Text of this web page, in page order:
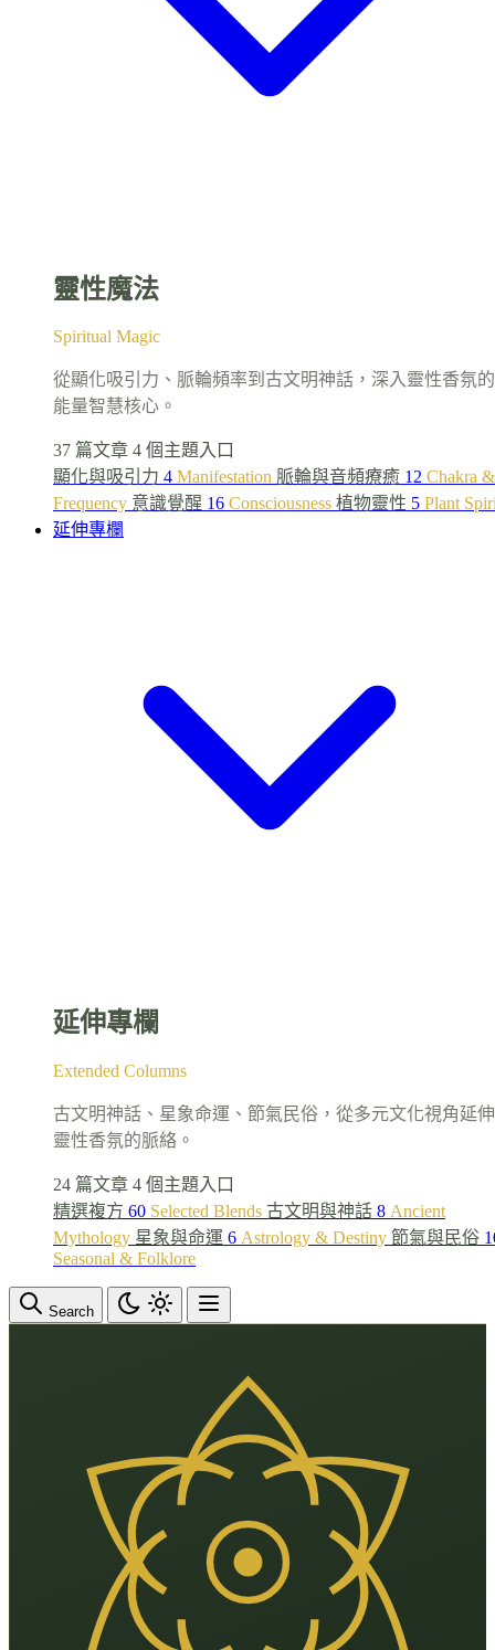
靈性魔法
Spiritual Magic
從顯化吸引力、脈輪頻率到古文明神話，深入靈性香氛的
能量智慧核心。
37 篇文章 4 個主題入口
顯化與吸引力 4 Manifestation 脈輪與音頻療癒 12 Chakra &
Frequency 意識覺醒 16 Consciousness 植物靈性 5 Plant
延伸專欄
延伸專欄
Extended Columns
古文明神話、星象命運、節氣民俗，從多元文化視角延伸
靈性香氛的脈絡。
24 篇文章 4 個主題入口
精選複方 60 Selected Blends 古文明與神話 8 Ancient
Mythology 星象與命運 6 Astrology & Destiny 節氣與民俗
Seasonal & Folklore
Search